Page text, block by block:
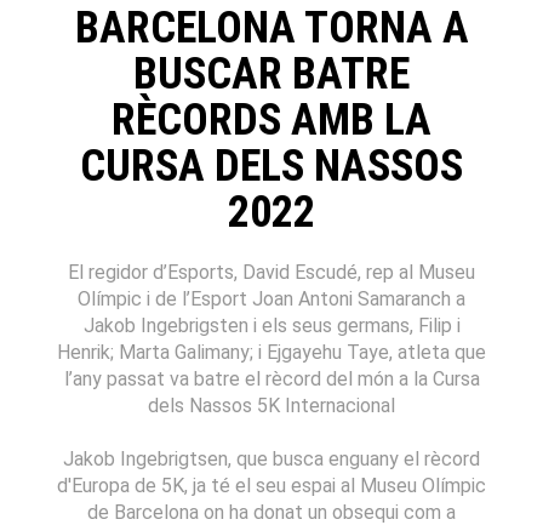
BARCELONA TORNA A
BUSCAR BATRE
RÈCORDS AMB LA
CURSA DELS NASSOS
2022
El regidor d’Esports, David Escudé, rep al Museu
Olímpic i de l’Esport Joan Antoni Samaranch a
Jakob Ingebrigsten i els seus germans, Filip i
Henrik; Marta Galimany; i Ejgayehu Taye, atleta que
l’any passat va batre el rècord del món a la Cursa
dels Nassos 5K Internacional
Jakob Ingebrigtsen, que busca enguany el rècord
d'Europa de 5K, ja té el seu espai al Museu Olímpic
de Barcelona on ha donat un obsequi com a